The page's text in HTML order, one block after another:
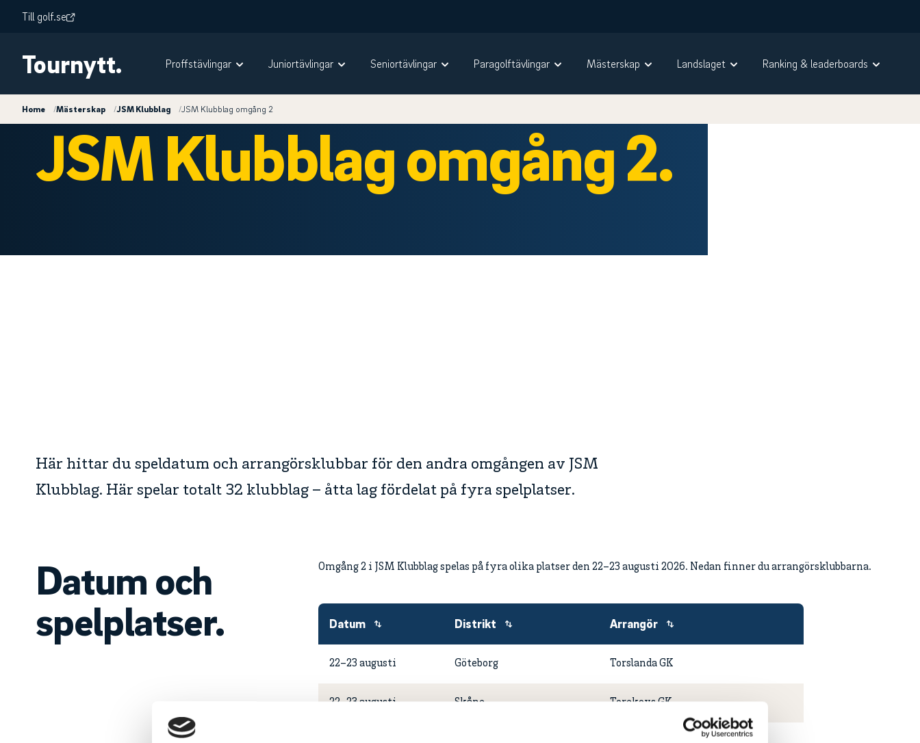
Till golf.se
Tournytt. Proffstävlingar Juniortävlingar Seniortävlingar Paragolftävlingar Mästerskap Landslaget Ranking & leaderboards
Home /Mästerskap /JSM Klubblag /JSM Klubblag omgång 2
JSM Klubblag omgång 2.
Här hittar du speldatum och arrangörsklubbar för den andra omgången av JSM
Klubblag. Här spelar totalt 32 klubblag – åtta lag fördelat på fyra spelplatser.
Datum och
spelplatser.
Omgång 2 i JSM Klubblag spelas på fyra olika platser den 22–23 augusti 2026. Nedan finner du arrangörsklubbarna.
Datum Distrikt Arrangör
22–23 augusti Göteborg Torslanda GK
22–23 augusti Skåne Torekovs GK